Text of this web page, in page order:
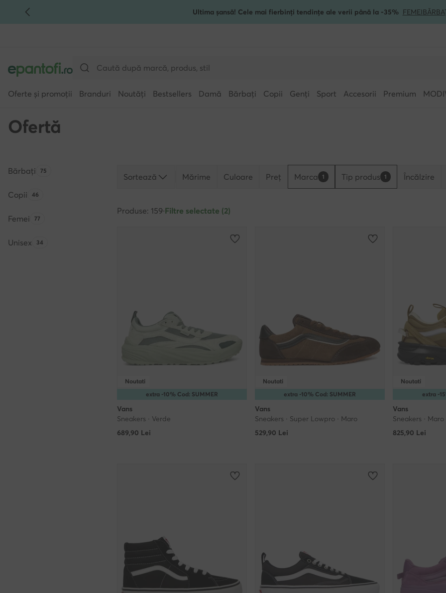
TRECI LA CONȚINUTUL PRINCIPAL Ultima șansă! Cele mai fierbinți tendințe ale verii până la -35% FEMEI
Oferte și promoții Branduri Noutăți Bestsellers Damă Bărbați Copii Genți Sport Accesorii Premium
Ofertă
Bărbați Numărul de produse:
75
Copii Numărul de produse:
46
Femei Numărul de produse:
77
Unisex Numărul de produse:
34
Sortează Mărime Culoare Preț Marca 1 Tip produs 1 Încălzire
Produse: 159·Filtre selectate (2)
extra -10% Cod: SUMMER
Noutati
Vans
Sneakers · Verde
689,90 Lei
extra -10% Cod: SUMMER
Noutati
Vans
Sneakers · Super Lowpro · Maro
529,90 Lei
extra -
Noutati
Vans
Sneakers ·
825,90 Lei